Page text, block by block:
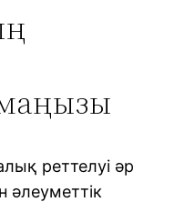
реттелуі әр
әлеуметтік